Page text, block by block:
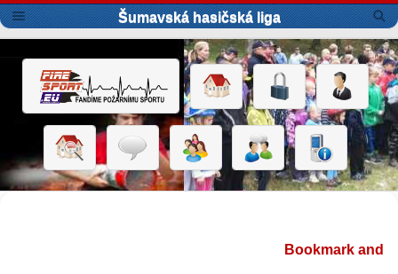
Šumavská hasičská liga